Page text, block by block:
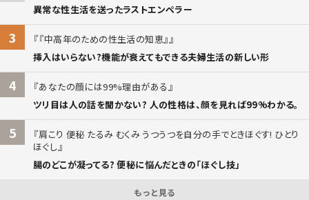
異常な性生活を送ったラストエンペラー
3
『中高年のための性生活の知恵』
挿入はいらない?機能が衰えてもできる夫婦生活の新しい形
4
あなたの顔には99%理由がある
ツリ目は人の話を聞かない? 人の性格は、顔を見れば99%わかる。
5
肩こり 便秘 たるみ むくみ うつうつを自分の手でときほぐす! ひとり
ほぐし
腸のどこが凝ってる? 便秘に悩んだときの「ほぐし技」
もっと見る